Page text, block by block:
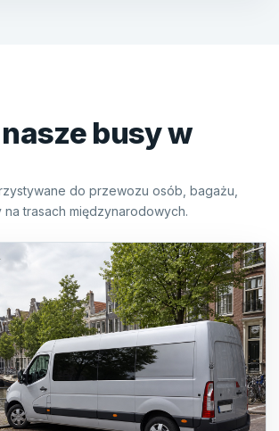
busy w
do przewozu osób, bagażu,
trasach międzynarodowych.